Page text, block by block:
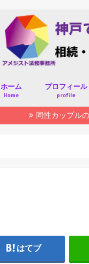
ホーム
Home
プロフィール
profile
同性カップル
はてブ